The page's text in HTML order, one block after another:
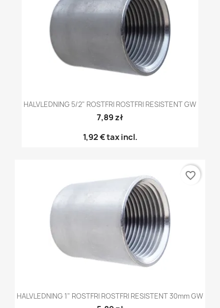
HALVLEDNING 5/2" ROSTFRI ROSTFRI RESISTENT GW
7,89 zł
1,92 €tax incl.
HALVLEDNING 1" ROSTFRI ROSTFRI RESISTENT 30mm GW
favorite_border